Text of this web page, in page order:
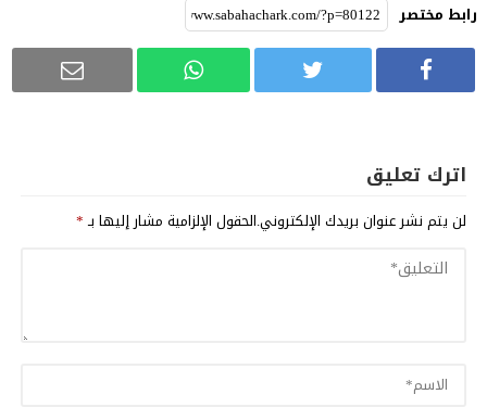
رابط مختصر
اترك تعليق
لن يتم نشر عنوان بريدك الإلكتروني.الحقول الإلزامية مشار إليها بـ*